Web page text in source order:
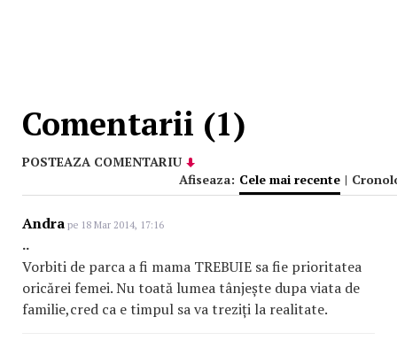
Comentarii (1)
POSTEAZA COMENTARIU
Afiseaza: Cele mai recente |
Andra pe 18 Mar 2014, 17:16
..
Vorbiti de parca a fi mama TREBUIE sa fie prioritatea
oricărei femei. Nu toată lumea tânjește dupa viata de
familie,cred ca e timpul sa va treziți la realitate.